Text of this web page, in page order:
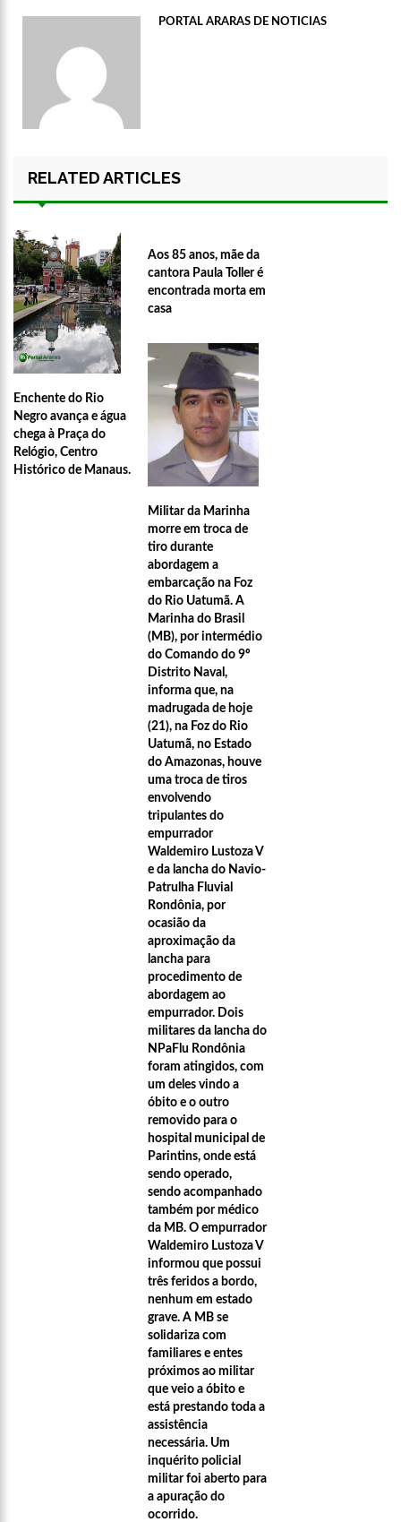
21:51 ARTECULTURA | CARNAILHA
O levantador David Assayag se despede esse ano
PORTAL ARARAS DE NOTICIAS
RELATED ARTICLES
Enchente do Rio
Negro avança e água
chega à Praça do
Relógio, Centro
Histórico de Manaus.
Aos 85 anos, mãe da
cantora Paula Toller é
encontrada morta em
casa
Militar da Marinha
morre em troca de
tiro durante
abordagem a
embarcação na Foz
do Rio Uatumã. A
Marinha do Brasil
(MB), por intermédio
do Comando do 9º
Distrito Naval,
informa que, na
madrugada de hoje
(21), na Foz do Rio
Uatumã, no Estado
do Amazonas, houve
uma troca de tiros
envolvendo
tripulantes do
empurrador
Waldemiro Lustoza V
e da lancha do Navio-
Patrulha Fluvial
Rondônia, por
ocasião da
aproximação da
lancha para
procedimento de
abordagem ao
empurrador. Dois
militares da lancha do
NPaFlu Rondônia
foram atingidos, com
um deles vindo a
óbito e o outro
removido para o
hospital municipal de
Parintins, onde está
sendo operado,
sendo acompanhado
também por médico
da MB. O empurrador
Waldemiro Lustoza V
informou que possui
três feridos a bordo,
nenhum em estado
grave. A MB se
solidariza com
familiares e entes
próximos ao militar
que veio a óbito e
está prestando toda a
assistência
necessária. Um
inquérito policial
militar foi aberto para
a apuração do
ocorrido.